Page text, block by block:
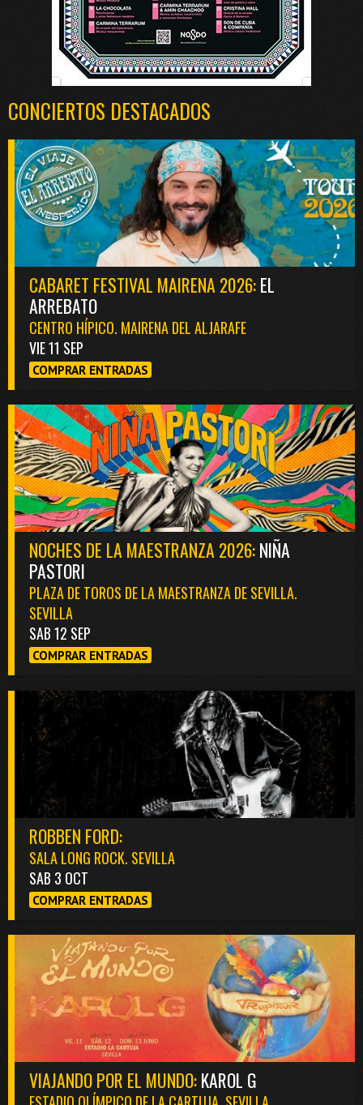
CONCIERTOS DESTACADOS
CABARET FESTIVAL MAIRENA 2026:EL
ARREBATO
CENTRO HÍPICO. MAIRENA DEL ALJARAFE
VIE 11 SEP
COMPRAR ENTRADAS
NOCHES DE LA MAESTRANZA 2026:NIÑA
PASTORI
PLAZA DE TOROS DE LA MAESTRANZA DE SEVILLA.
SEVILLA
SAB 12 SEP
COMPRAR ENTRADAS
ROBBEN FORD:
SALA LONG ROCK. SEVILLA
SAB 3 OCT
COMPRAR ENTRADAS
VIAJANDO POR EL MUNDO:KAROL G